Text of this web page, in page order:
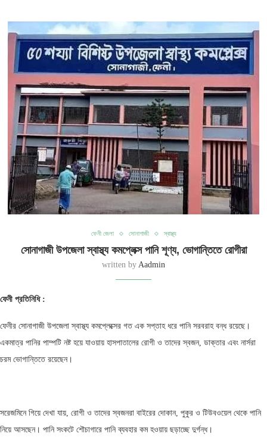
ফেনী জেলা সোনাগাজী স্বাস্থ্য
সোনাগাজী উপজেলা স্বাস্থ্য কমপ্লেক্স পানি শূণ্য, ভোগান্তিতে রোগীরা
written by Aadmin
ফেনী প্রতিনিধি :
ফেনীর সোনাগাজী উপজেলা স্বাস্থ্য কমপ্লেক্সের গত এক সপ্তাহ ধরে পানি সরবরাহ বন্ধ রয়েছে।
একমাত্র পানির পাম্পটি নষ্ট হয়ে যাওয়ায় হাসপাতালের রোগী ও তাদের স্বজন, ডাক্তার এবং নার্সরা
চরম ভোগান্তিতে রয়েছেন।
সরেজমিনে গিয়ে দেখা যায়, রোগী ও তাদের স্বজনরা বাইরের দোকান, পুকুর ও টিউবওয়েল থেকে পানি
নিয়ে আসছেন। পানি সংকটে শৌচাগারে পানি ব্যবহার কম হওয়ায় ছড়াচ্ছে দুর্গন্ধ।